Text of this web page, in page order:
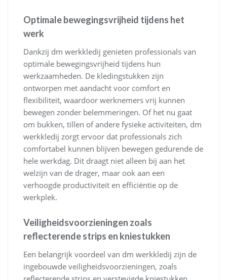
Optimale bewegingsvrijheid tijdens het
werk
Dankzij dm werkkledij genieten professionals van
optimale bewegingsvrijheid tijdens hun
werkzaamheden. De kledingstukken zijn
ontworpen met aandacht voor comfort en
flexibiliteit, waardoor werknemers vrij kunnen
bewegen zonder belemmeringen. Of het nu gaat
om bukken, tillen of andere fysieke activiteiten, dm
werkkledij zorgt ervoor dat professionals zich
comfortabel kunnen blijven bewegen gedurende de
hele werkdag. Dit draagt niet alleen bij aan het
welzijn van de drager, maar ook aan een
verhoogde productiviteit en efficiëntie op de
werkplek.
Veiligheidsvoorzieningen zoals
reflecterende strips en kniestukken
Een belangrijk voordeel van dm werkkledij zijn de
ingebouwde veiligheidsvoorzieningen, zoals